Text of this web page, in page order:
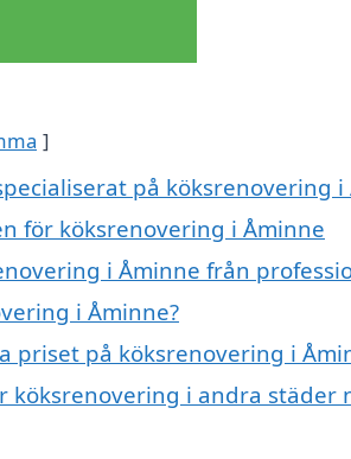
på köksrenovering
för köksrenovering i Åminne
i Åminne från
i Åminne?
priset på köksrenovering i
köksrenovering i andra städer